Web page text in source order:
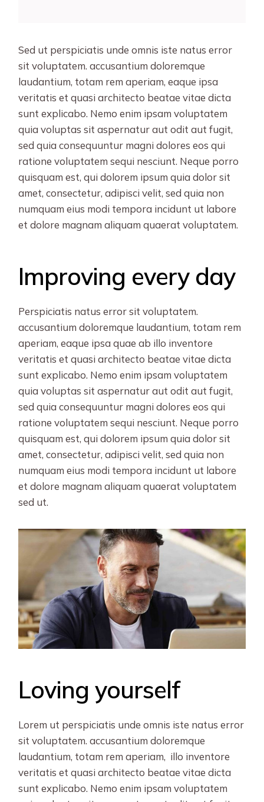
Sed ut perspiciatis unde omnis iste natus error
sit voluptatem. accusantium doloremque
laudantium, totam rem aperiam, eaque ipsa
veritatis et quasi architecto beatae vitae dicta
sunt explicabo. Nemo enim ipsam voluptatem
quia voluptas sit aspernatur aut odit aut fugit,
sed quia consequuntur magni dolores eos qui
ratione voluptatem sequi nesciunt. Neque porro
quisquam est, qui dolorem ipsum quia dolor sit
amet, consectetur, adipisci velit, sed quia non
numquam eius modi tempora incidunt ut labore
et dolore magnam aliquam quaerat voluptatem.
Improving every day
Perspiciatis natus error sit voluptatem.
accusantium doloremque laudantium, totam rem
aperiam, eaque ipsa quae ab illo inventore
veritatis et quasi architecto beatae vitae dicta
sunt explicabo. Nemo enim ipsam voluptatem
quia voluptas sit aspernatur aut odit aut fugit,
sed quia consequuntur magni dolores eos qui
ratione voluptatem sequi nesciunt. Neque porro
quisquam est, qui dolorem ipsum quia dolor sit
amet, consectetur, adipisci velit, sed quia non
numquam eius modi tempora incidunt ut labore
et dolore magnam aliquam quaerat voluptatem
sed ut.
Loving yourself
Lorem ut perspiciatis unde omnis iste natus error
sit voluptatem. accusantium doloremque
laudantium, totam rem aperiam, illo inventore
veritatis et quasi architecto beatae vitae dicta
sunt explicabo. Nemo enim ipsam voluptatem